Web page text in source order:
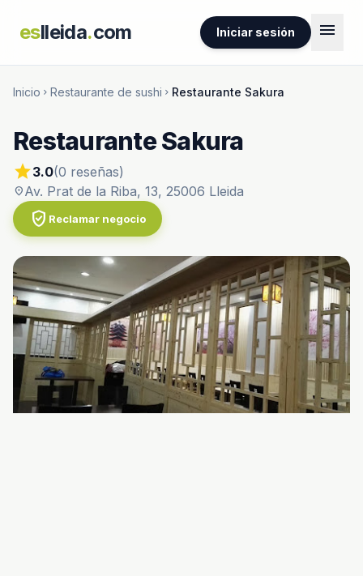
eslleida.com Iniciar sesión menu
Inicio chevron_right Restaurante de sushi chevron_right Restaurante Sakura
Restaurante Sakura
star3.0(0 reseñas)
location_onAv. Prat de la Riba, 13, 25006 Lleida
verified_user Reclamar negocio